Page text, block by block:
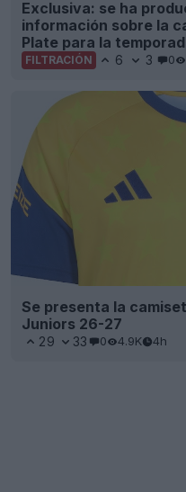
Exclusiva: se ha
información sobre la
Plate para la
FILTRACIÓN 6 3 0
Se presenta la
Juniors 26-27
29 33 0 4.9K 4h